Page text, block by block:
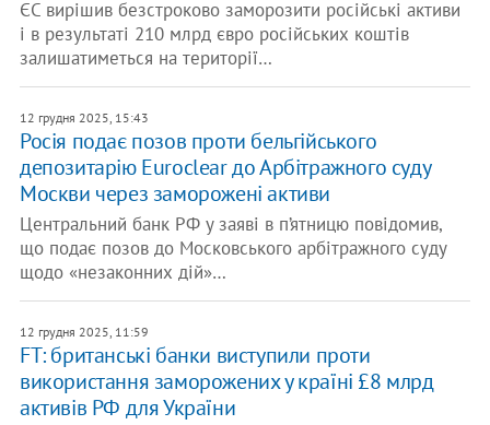
ЄС вирішив безстроково заморозити російські активи
і в результаті 210 млрд євро російських коштів
залишатиметься на території…
12 грудня 2025, 15:43
Росія подає позов проти бельгійського
депозитарію Euroclear до Арбітражного суду
Москви через заморожені активи
Центральний банк РФ у заяві в п’ятницю повідомив,
що подає позов до Московського арбітражного суду
щодо «незаконних дій»…
12 грудня 2025, 11:59
FT: британські банки виступили проти
використання заморожених у країні £8 млрд
активів РФ для України